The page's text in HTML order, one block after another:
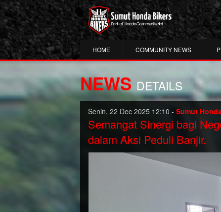
HOME COMMUNITY NEWS
NEWS DETAILS
Senin, 22 Dec 2025 12:10 - Sumut
Semangat Sinergi bagi
dalam Aksi Peduli Banjir.